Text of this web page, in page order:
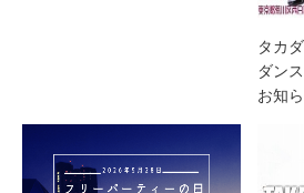
タカ
ダン
お知